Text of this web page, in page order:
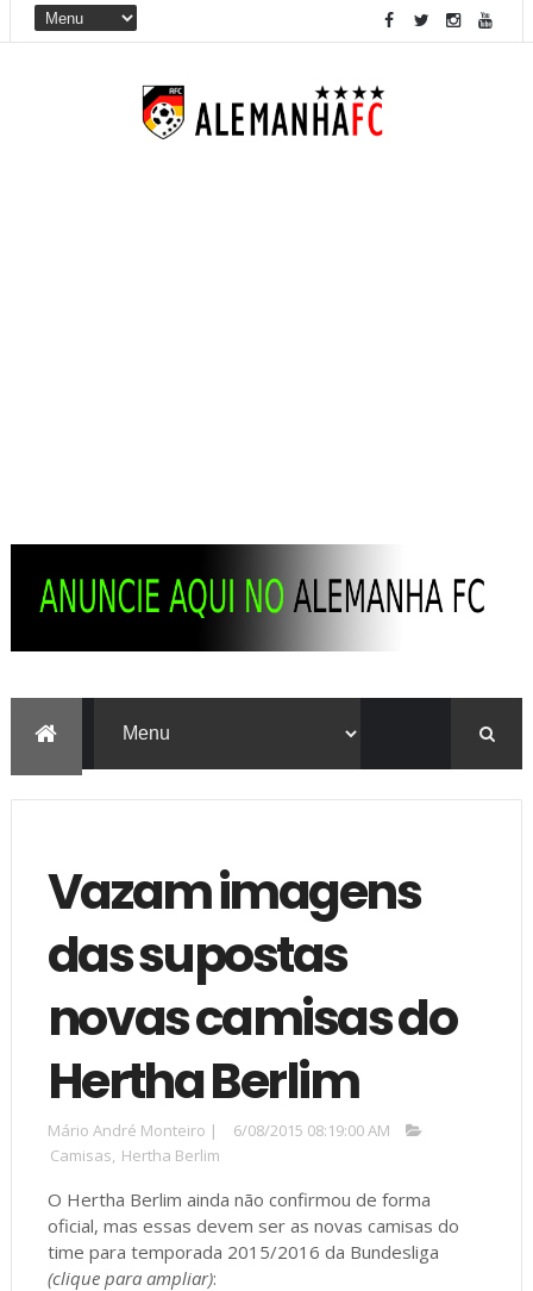
Vazam imagens
das supostas
novas camisas do
Hertha Berlim
Mário André Monteiro |
6/08/2015 08:19:00 AM
Camisas, Hertha Berlim
O Hertha Berlim ainda não confirmou de forma
oficial, mas essas devem ser as novas camisas do
time para temporada 2015/2016 da Bundesliga
(clique para ampliar):